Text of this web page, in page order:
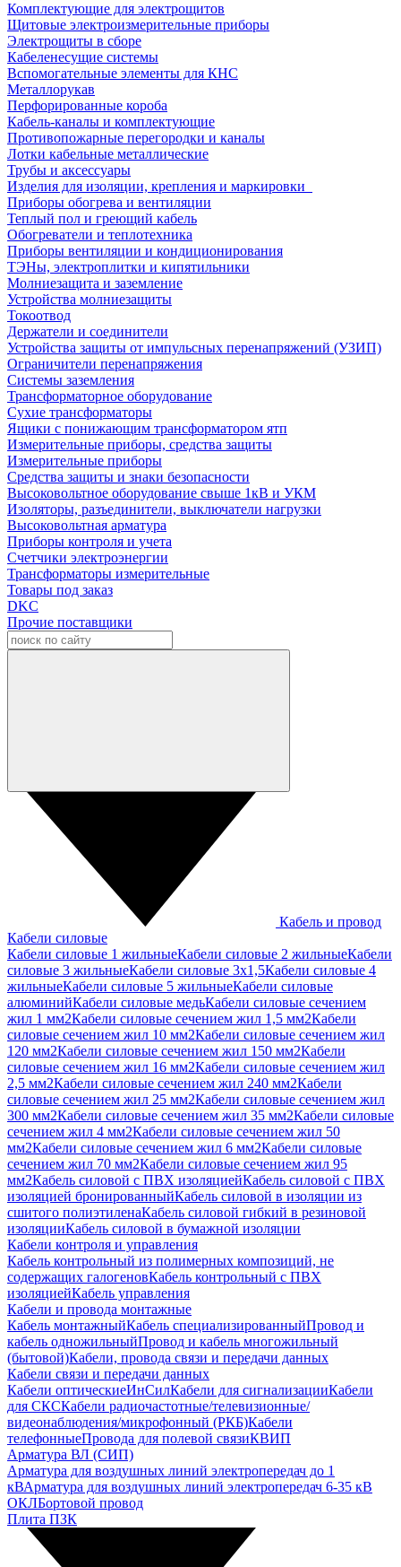
Комплектующие для электрощитов
Щитовые электроизмерительные приборы
Электрощиты в сборе
Кабеленесущие системы
Вспомогательные элементы для КНС
Металлорукав
Перфорированные короба
Кабель-каналы и комплектующие
Противопожарные перегородки и каналы
Лотки кабельные металлические
Трубы и аксессуары
Изделия для изоляции, крепления и маркировки
Приборы обогрева и вентиляции
Теплый пол и греющий кабель
Обогреватели и теплотехника
Приборы вентиляции и кондиционирования
ТЭНы, электроплитки и кипятильники
Молниезащита и заземление
Устройства молниезащиты
Токоотвод
Держатели и соединители
Устройства защиты от импульсных перенапряжений (УЗИП)
Ограничители перенапряжения
Системы заземления
Трансформаторное оборудование
Сухие трансформаторы
Ящики с понижающим трансформатором ятп
Измерительные приборы, средства защиты
Измерительные приборы
Средства защиты и знаки безопасности
Высоковольтное оборудование свыше 1кВ и УКМ
Изоляторы, разъединители, выключатели нагрузки
Высоковольтная арматура
Приборы контроля и учета
Счетчики электроэнергии
Трансформаторы измерительные
Товары под заказ
DKC
Прочие поставщики
Кабель и провод
Кабели силовые
Кабели силовые 1 жильныеКабели силовые 2 жильныеКабели
силовые 3 жильныеКабели силовые 3х1,5Кабели силовые 4
жильныеКабели силовые 5 жильныеКабели силовые
алюминийКабели силовые медьКабели силовые сечением
жил 1 мм2Кабели силовые сечением жил 1,5 мм2Кабели
силовые сечением жил 10 мм2Кабели силовые сечением жил
120 мм2Кабели силовые сечением жил 150 мм2Кабели
силовые сечением жил 16 мм2Кабели силовые сечением жил
2,5 мм2Кабели силовые сечением жил 240 мм2Кабели
силовые сечением жил 25 мм2Кабели силовые сечением жил
300 мм2Кабели силовые сечением жил 35 мм2Кабели силовые
сечением жил 4 мм2Кабели силовые сечением жил 50
мм2Кабели силовые сечением жил 6 мм2Кабели силовые
сечением жил 70 мм2Кабели силовые сечением жил 95
мм2Кабель силовой с ПВХ изоляциейКабель силовой с ПВХ
изоляцией бронированныйКабель силовой в изоляции из
сшитого полиэтиленаКабель силовой гибкий в резиновой
изоляцииКабель силовой в бумажной изоляции
Кабели контроля и управления
Кабель контрольный из полимерных композиций, не
содержащих галогеновКабель контрольный с ПВХ
изоляциейКабель управления
Кабели и провода монтажные
Кабель монтажныйКабель специализированныйПровод и
кабель одножильныйПровод и кабель многожильный
(бытовой)Кабели, провода связи и передачи данных
Кабели связи и передачи данных
Кабели оптическиеИнСилКабели для сигнализацииКабели
для СКСКабели радиочастотные/телевизионные/
видеонаблюдения/микрофонный (РКБ)Кабели
телефонныеПровода для полевой связиКВИП
Арматура ВЛ (СИП)
Арматура для воздушных линий электропередач до 1
кВАрматура для воздушных линий электропередач 6-35 кВ
ОКЛБортовой провод
Плита ПЗК